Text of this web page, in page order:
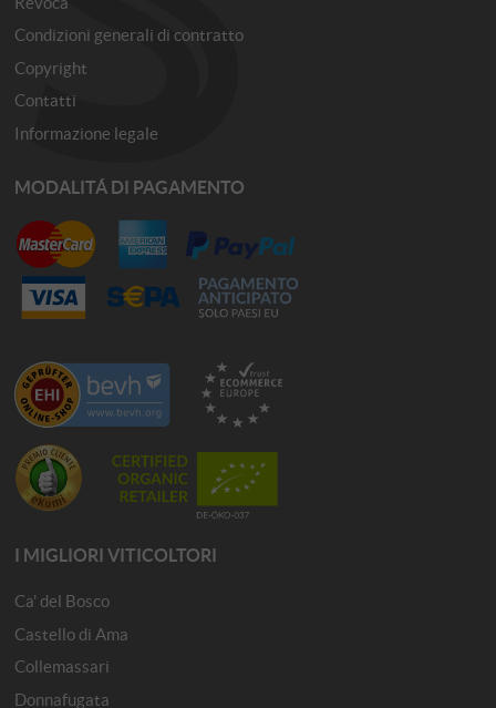
Condizioni generali di contratto
Copyright
Contatti
Informazione legale
MODALITÁ DI PAGAMENTO
I MIGLIORI VITICOLTORI
Ca' del Bosco
Castello di Ama
Collemassari
Donnafugata